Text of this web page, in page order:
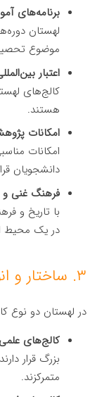
برنامه‌های
لهستان
موضوع
اعتبار
کالج‌های
هستند.
امکانات
امکانات
دانشجویان
فرهنگ غنی و
با تاریخ و
در یک محیط
۳. ساختار و انواع کالج‌های لهستان
در لهستان دو نوع
کالج‌های
بزرگ قرار
متمرکزند.